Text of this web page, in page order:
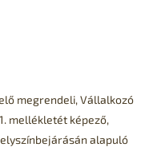
megrendeli, Vállalkozó
mellékletét képező,
alapuló